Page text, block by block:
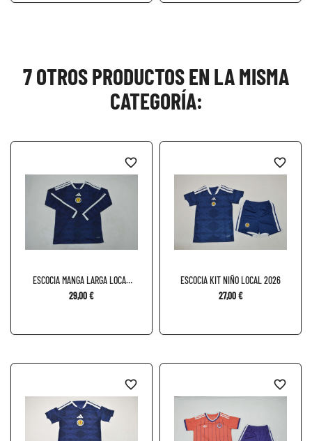
7 OTROS PRODUCTOS EN LA MISMA
CATEGORÍA:
ESCOCIA MANGA LARGA LOCAL
2026
29,00 €
favorite_border
ESCOCIA KIT NIÑO LOCAL 2026
27,00 €
favorite_border
favorite_border favorite_border